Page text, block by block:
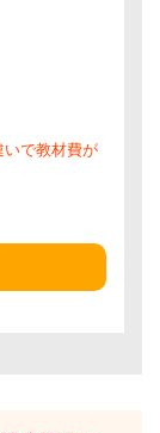
いで教材費が